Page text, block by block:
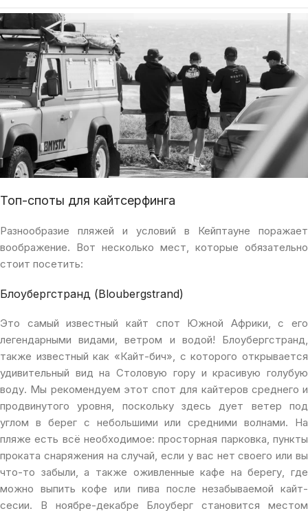
Топ-споты для кайтсерфинга
Разнообразие пляжей и условий в Кейптауне поражает
воображение. Вот несколько мест, которые обязательно
стоит посетить:
Блоубергстранд (Bloubergstrand)
Это самый известный кайт спот Южной Африки, с его
легендарными видами, ветром и водой! Блоубергстранд,
также известный как «Кайт-бич», с которого открывается
удивительный вид на Столовую гору и красивую голубую
воду. Мы рекомендуем этот спот для кайтеров среднего и
продвинутого уровня, поскольку здесь дует ветер под
углом в берег с небольшими или средними волнами. На
пляже есть всё необходимое: просторная парковка, пункты
проката снаряжения на случай, если у вас нет своего или вы
что-то забыли, а также оживленные кафе на берегу, где
можно выпить кофе или пива после незабываемой кайт-
сесии. В ноябре-декабре Блоуберг становится местом